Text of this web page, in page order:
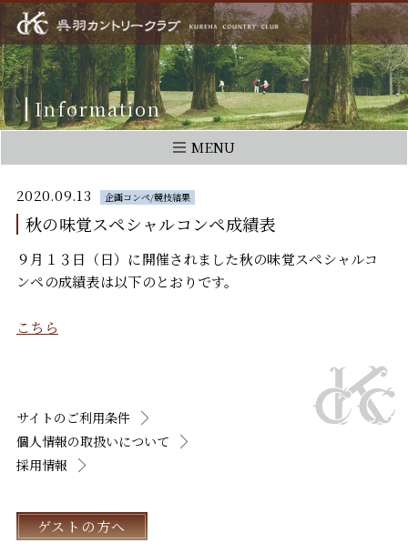
Information
MENU
2020.09.13 企画コンペ/競技結果
秋の味覚スペシャルコンペ成績表
９月１３日（日）に開催されました秋の味覚スペシャルコ
ンペの成績表は以下のとおりです。
こちら
サイトのご利用条件
個人情報の取扱いについて
採用情報
ゲストの方へ